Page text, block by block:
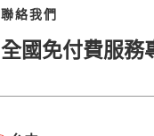
聯絡我們
全國免付費服務